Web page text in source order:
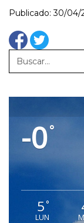
Publicado: 30/04/
-0°
5°
LUN